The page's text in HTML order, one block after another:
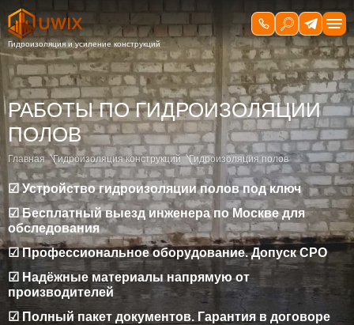
РАБОТЫ ПО ГИДРОИЗОЛЯЦИИ
ПОЛОВ
Главная Гидроизоляция конструкций Гидроизоляция полов
☑ Устройство гидроизоляции полов под ключ
☑ Бесплатный выезд инженера по Москве для
обследования
☑ Профессиональное оборудование. Допуск СРО
☑ Надёжные материалы напрямую от
производителей
☑ Полный пакет документов. Гарантия в договоре